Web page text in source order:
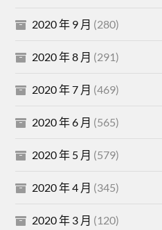
2020 年 9 月 (280)
2020 年 8 月 (291)
2020 年 7 月 (469)
2020 年 6 月 (565)
2020 年 5 月 (579)
2020 年 4 月 (345)
2020 年 3 月 (120)